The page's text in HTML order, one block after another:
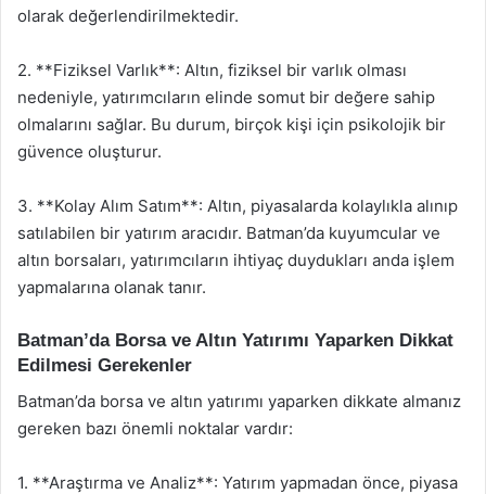
olarak değerlendirilmektedir.
2. **Fiziksel Varlık**: Altın, fiziksel bir varlık olması
nedeniyle, yatırımcıların elinde somut bir değere sahip
olmalarını sağlar. Bu durum, birçok kişi için psikolojik bir
güvence oluşturur.
3. **Kolay Alım Satım**: Altın, piyasalarda kolaylıkla alınıp
satılabilen bir yatırım aracıdır. Batman’da kuyumcular ve
altın borsaları, yatırımcıların ihtiyaç duydukları anda işlem
yapmalarına olanak tanır.
Batman’da Borsa ve Altın Yatırımı Yaparken Dikkat
Edilmesi Gerekenler
Batman’da borsa ve altın yatırımı yaparken dikkate almanız
gereken bazı önemli noktalar vardır:
1. **Araştırma ve Analiz**: Yatırım yapmadan önce, piyasa